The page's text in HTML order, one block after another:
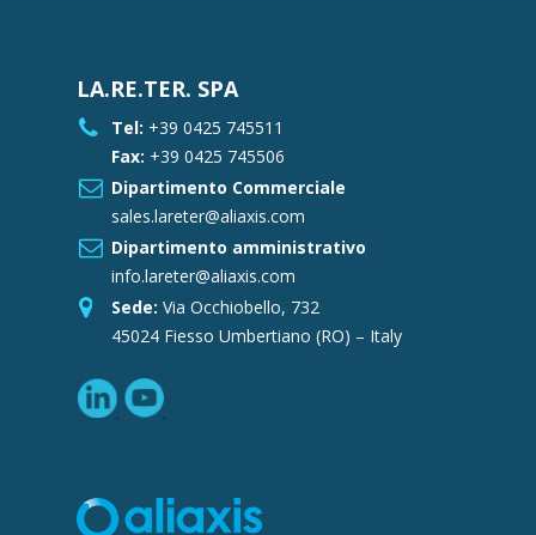
LA.RE.TER. SPA
Tel: +39 0425 745511
Fax: +39 0425 745506
Dipartimento Commerciale
sales.lareter@aliaxis.com
Dipartimento amministrativo
info.lareter@aliaxis.com
Sede: Via Occhiobello, 732
45024 Fiesso Umbertiano (RO) – Italy